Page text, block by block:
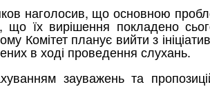
наголосив, що основною
що їх вирішення покладено
Комітет планує вийти з
в ході проведення слухань.
зауважень та